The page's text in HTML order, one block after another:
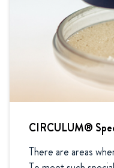
CIRCULUM®
There are areas